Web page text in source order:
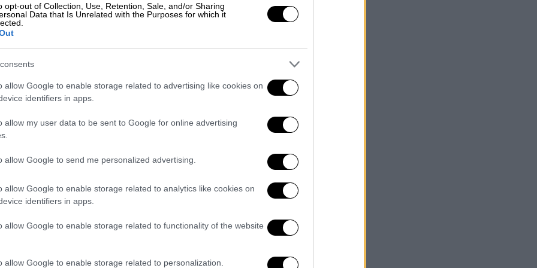
opt-out of Collection, Use, Retention, Sale, and/or Sharing
Data that Is Unrelated with the Purposes for which it
allow Google to enable storage related to advertising like cookies on
identifiers in apps.
allow my user data to be sent to Google for online advertising
allow Google to send me personalized advertising.
allow Google to enable storage related to analytics like cookies on
identifiers in apps.
allow Google to enable storage related to functionality of the website
allow Google to enable storage related to personalization.
στην επιδερμίδα και τα μαλλιά
3 λιπαρών οξέων για την
υπεριώδεις ακτινοβολίες Α και Β.
DHA και EPA μειώνει την ευαισθησία
Σε ένα μικρό πείραμα, οι
ΕΡΑ για 3 μήνες αύξησαν την
136%.
τις φλεγμονές και νέα στοιχεία
από φλεγμονή. Γι΄ αυτό και γίνεται
φαίνεται ότι τα